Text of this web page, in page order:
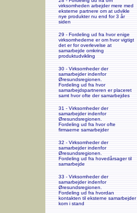
virksomheden arbejder mere med
eksterne partnere om at udvikle
nye produkter nu end for 3 år
siden
29 - Fordeling ud fra hvor enige
virksomhederne er om hvor vigtigt
det er for overlevelse at
samarbejde omkring
produktudvikling
30 - Virksomheder der
samarbejder indenfor
Øresundsregionen.
Fordeling ud fra hvor
samarbejdspartneren er placeret
samt hvor ofte der samarbejdes
31 - Virksomheder der
samarbejder indenfor
Øresundsregionen.
Fordeling ud fra hvor ofte
firmaerne samarbejder
32 - Virksomheder der
samarbejder indenfor
Øresundsregionen.
Fordeling ud fra hovedårsager til
samarbejde
33 - Virksomheder der
samarbejder indenfor
Øresundsregionen.
Fordeling ud fra hvordan
kontakten til eksterne samarbejder
kom i stand